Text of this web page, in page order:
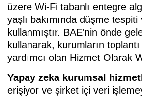
üzere Wi-Fi tabanlı entegre
yaşlı bakımında düşme
kullanmıştır. BAE'nin önde
kullanarak, kurumların
yardımcı olan Hizmet Olarak
Yapay zeka kurumsal
erişiyor ve şirket içi veri